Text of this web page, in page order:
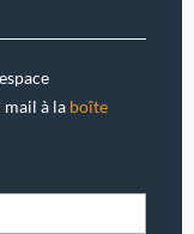
mail à la boîte